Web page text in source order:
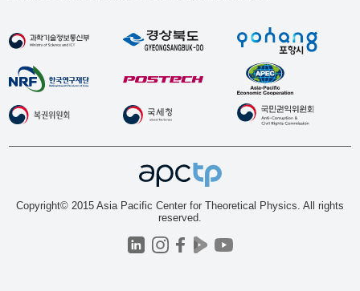
Copyright© 2015 Asia Pacific Center for Theoretical Physics. All rights
reserved.